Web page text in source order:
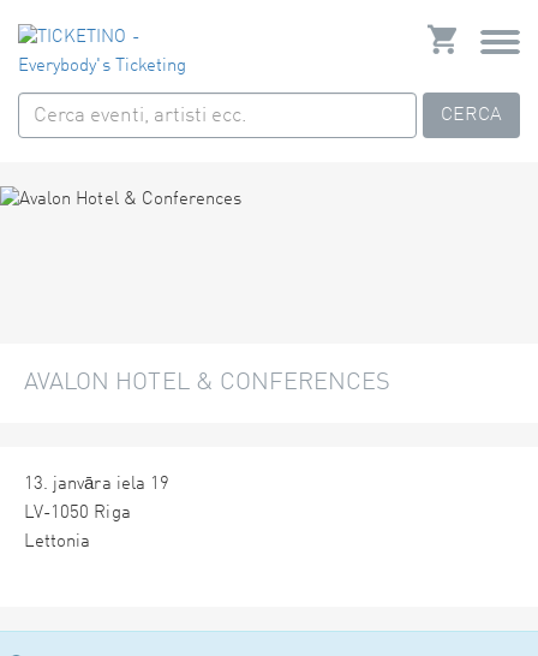
CERCA
AVALON HOTEL & CONFERENCES
13. janvāra iela 19
LV-1050 Riga
Lettonia